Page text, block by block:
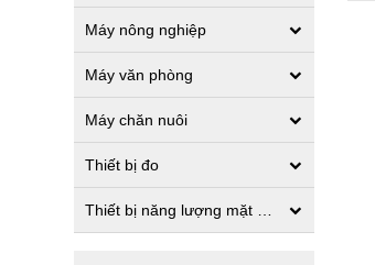
Máy nông nghiệp
Máy văn phòng
Máy chăn nuôi
Thiết bị đo
Thiết bị năng lượng mặt trời